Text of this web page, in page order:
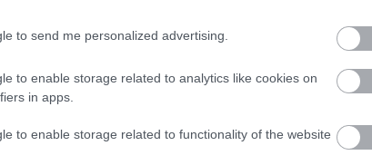
to send me personalized advertising.
to enable storage related to analytics like cookies on
in apps.
to enable storage related to functionality of the website
szerű ötletek áradásában lavírozva egy
és mit remélek, mit remélek? Hogy nem
nem veszek részt semmiben, mert naplót